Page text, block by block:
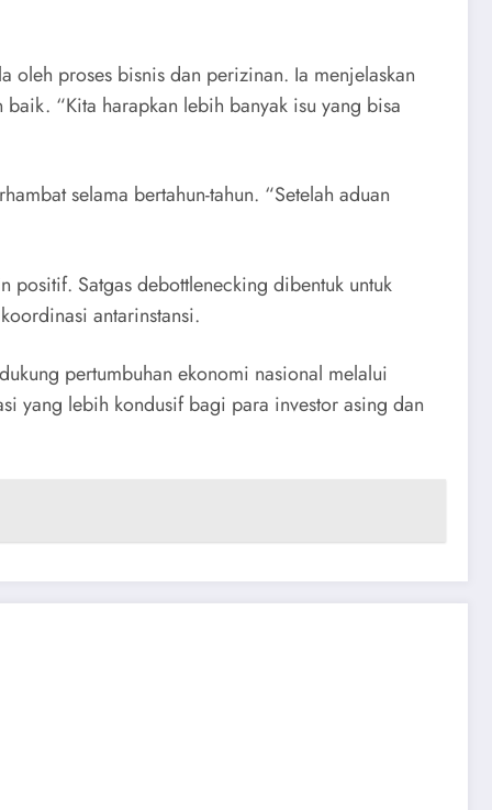
oleh proses bisnis dan perizinan. Ia menjelaskan
“Kita harapkan lebih banyak isu yang bisa
selama bertahun-tahun. “Setelah aduan
positif. Satgas debottlenecking dibentuk untuk
antarinstansi.
pertumbuhan ekonomi nasional melalui
yang lebih kondusif bagi para investor asing dan